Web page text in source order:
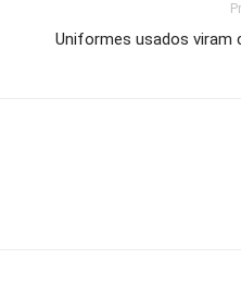
Uniformes usados viram